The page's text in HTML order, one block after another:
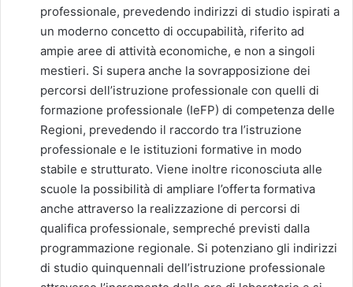
professionale, prevedendo indirizzi di studio ispirati a
un moderno concetto di occupabilità, riferito ad
ampie aree di attività economiche, e non a singoli
mestieri. Si supera anche la sovrapposizione dei
percorsi dell’istruzione professionale con quelli di
formazione professionale (IeFP) di competenza delle
Regioni, prevedendo il raccordo tra l’istruzione
professionale e le istituzioni formative in modo
stabile e strutturato. Viene inoltre riconosciuta alle
scuole la possibilità di ampliare l’offerta formativa
anche attraverso la realizzazione di percorsi di
qualifica professionale, sempreché previsti dalla
programmazione regionale. Si potenziano gli indirizzi
di studio quinquennali dell’istruzione professionale